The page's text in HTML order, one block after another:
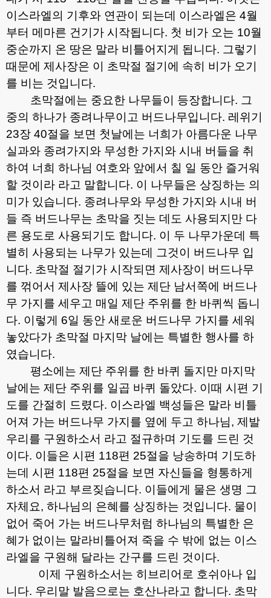
이스라엘의 기후와 연관이 되는데 이스라엘은 4월
부터 메마른 건기가 시작됩니다. 첫 비가 오는 10월
중순까지 온 땅은 말라 비틀어지게 됩니다. 그렇기
때문에 제사장은 이 초막절 절기에 속히 비가 오기
를 비는 것입니다.
초막절에는 중요한 나무들이 등장합니다. 그
중의 하나가 종려나무이고 버드나무입니다. 레위기
23장 40절을 보면 첫날에는 너희가 아름다운 나무
실과와 종려가지와 무성한 가지와 시내 버들을 취
하여 너희 하나님 여호와 앞에서 칠 일 동안 즐거워
할 것이라 라고 말합니다. 이 나무들은 상징하는 의
미가 있습니다. 종려나무와 무성한 가지와 시내 버
들 즉 버드나무는 초막을 짓는 데도 사용되지만 다
른 용도로 사용되기도 합니다. 이 두 나무가운데 특
별히 사용되는 나무가 있는데 그것이 버드나무 입
니다. 초막절 절기가 시작되면 제사장이 버드나무
를 꺾어서 제사장 뜰에 있는 제단 남서쪽에 버드나
무 가지를 세우고 매일 제단 주위를 한 바퀴씩 돕니
다. 이렇게 6일 동안 새로운 버드나무 가지를 세워
놓았다가 초막절 마지막 날에는 특별한 행사를 하
였습니다.
평소에는 제단 주위를 한 바퀴 돌지만 마지막
날에는 제단 주위를 일곱 바퀴 돌았다. 이때 시편 기
도를 간절히 드렸다. 이스라엘 백성들은 말라 비틀
어져 가는 버드나무 가지를 옆에 두고 하나님, 제발
우리를 구원하소서 라고 절규하며 기도를 드린 것
이다. 이들은 시편 118편 25절을 낭송하며 기도하
는데 시편 118편 25절을 보면 자신들을 형통하게
하소서 라고 부르짖습니다. 이들에게 물은 생명 그
자체요, 하나님의 은혜를 상징하는 것입니다. 물이
없어 죽어 가는 버드나무처럼 하나님의 특별한 은
혜가 없이는 말라비틀어져 죽을 수 밖에 없는 이스
라엘을 구원해 달라는 간구를 드린 것이다.
이제 구원하소서는 히브리어로 호쉬아나 입
니다. 우리말 발음으로는 호산나라고 합니다. 초막